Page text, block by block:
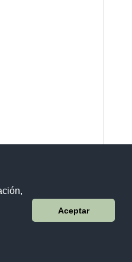
Aceptar
(SNI)